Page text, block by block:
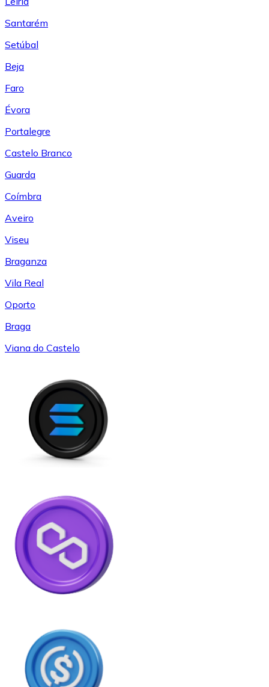
Santarém
Setúbal
Beja
Faro
Évora
Portalegre
Castelo Branco
Guarda
Coímbra
Aveiro
Viseu
Braganza
Vila Real
Oporto
Braga
Viana do Castelo